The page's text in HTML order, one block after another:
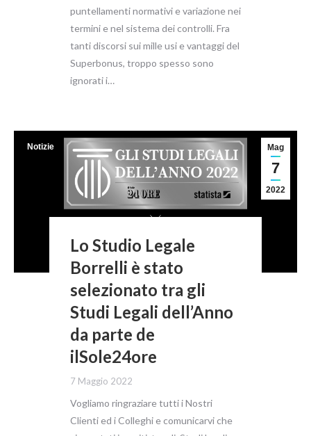
puntellamenti normativi e variazione nei
termini e nel sistema dei controlli. Fra
tanti discorsi sui mille usi e vantaggi del
Superbonus, troppo spesso sono
ignorati i…
Mag
7
2022
Notizie
Lo Studio Legale
Borrelli è stato
selezionato tra gli
Studi Legali dell’Anno
da parte de
ilSole24ore
7 Maggio 2022
Vogliamo ringraziare tutti i Nostri
Clienti ed i Colleghi e comunicarvi che